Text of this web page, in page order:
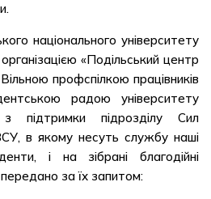
національного університету
«Подільський центр
профспілкою працівників
радою університету
підтримки підрозділу Сил
в якому несуть службу наші
і на зібрані благодійні
за їх запитом: